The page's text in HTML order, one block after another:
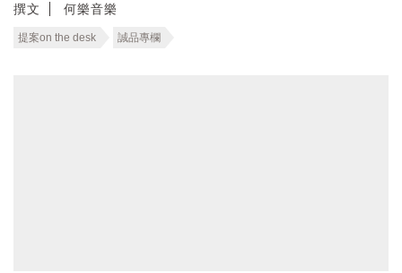
撰文 何樂音樂
提案on the desk 誠品專欄